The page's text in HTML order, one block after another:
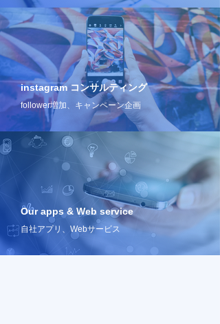
instagram コンサルティング
follower増加、キャンペーン企画
Our apps & Web service
自社アプリ、Webサービス